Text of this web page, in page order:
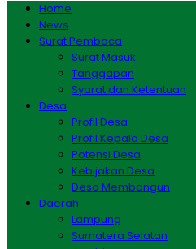
Home
News
Surat Pembaca
Surat Masuk
Tanggapan
Syarat dan Ketentuan
Desa
Profil Desa
Profil Kepala Desa
Potensi Desa
Kebijakan Desa
Desa Membangun
Daerah
Lampung
Sumatera Selatan